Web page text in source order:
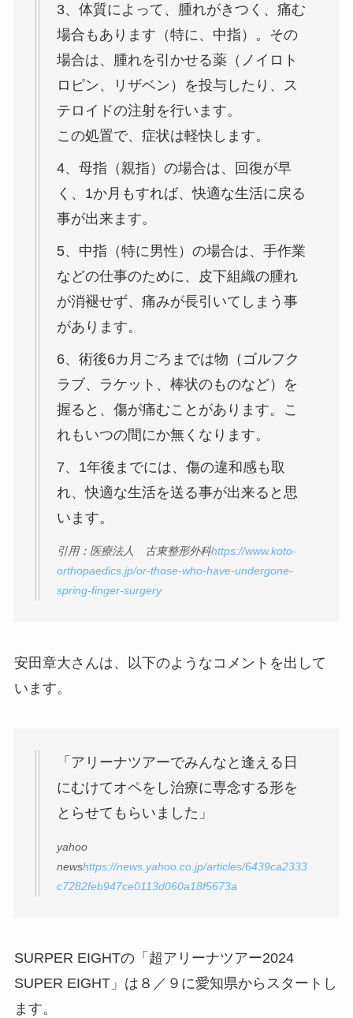
3、体質によって、腫れがきつく、痛む
場合もあります（特に、中指）。その
場合は、腫れを引かせる薬（ノイロト
ロピン、リザベン）を投与したり、ス
テロイドの注射を行います。
この処置で、症状は軽快します。
4、母指（親指）の場合は、回復が早
く、1か月もすれば、快適な生活に戻る
事が出来ます。
5、中指（特に男性）の場合は、手作業
などの仕事のために、皮下組織の腫れ
が消褪せず、痛みが長引いてしまう事
があります。
6、術後6カ月ごろまでは物（ゴルフク
ラブ、ラケット、棒状のものなど）を
握ると、傷が痛むことがあります。こ
れもいつの間にか無くなります。
7、1年後までには、傷の違和感も取
れ、快適な生活を送る事が出来ると思
います。
引用：医療法人 古東整形外科https://www.koto-
orthopaedics.jp/or-those-who-have-undergone-
spring-finger-surgery
安田章大さんは、以下のようなコメントを出して
います。
「アリーナツアーでみんなと逢える日
にむけてオペをし治療に専念する形を
とらせてもらいました」
yahoo
newshttps://news.yahoo.co.jp/articles/6439ca2333
c7282feb947ce0113d060a18f5673a
SURPER EIGHTの「超アリーナツアー2024
SUPER EIGHT」は８／９に愛知県からスタートし
ます。